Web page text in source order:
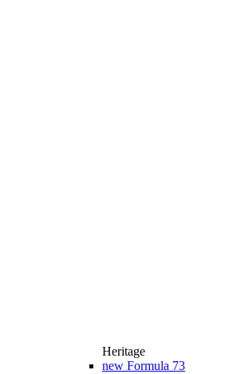
Heritage
new Formula 73